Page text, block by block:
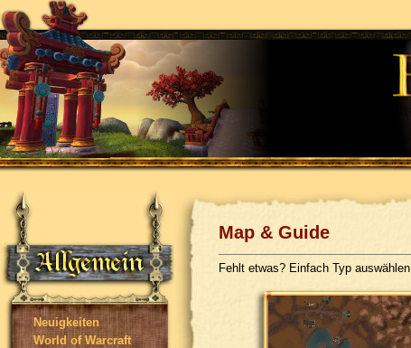
Neuigkeiten
World of Warcraft
Map & Guide
Fehlt etwas? Einfach Typ auswählen